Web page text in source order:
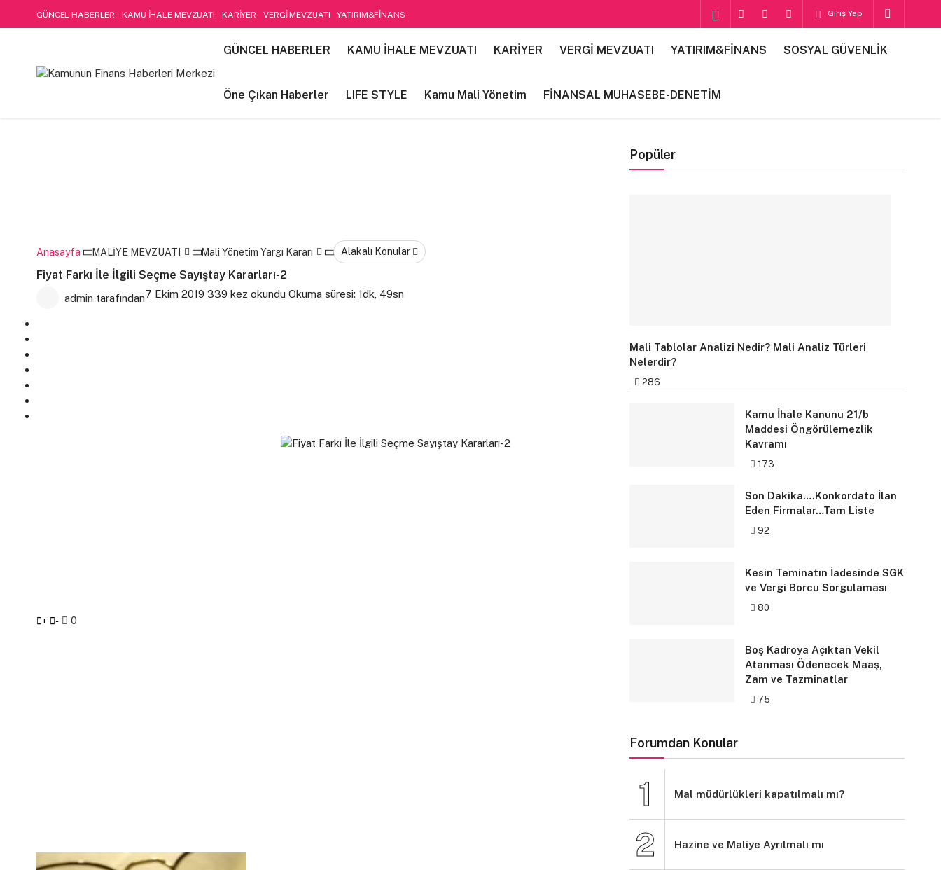
GÜNCEL HABERLER KAMU İHALE MEVZUATI KARİYER VERGİ MEVZUATI YATIRIM&FİNANS
LIFE STYLE Kamu Mali Yönetim
FİNANSAL MUHASEBE-DENETİM
Giriş Yap
GÜNCEL HABERLER KAMU İHALE MEVZUATI KARİYER VERGİ MEVZUATI YATIRIM&FİNANS SOSYAL GÜVENLİK
Öne Çıkan Haberler LIFE STYLE Kamu Mali Yönetim FİNANSAL MUHASEBE-DENETİM
Anasayfa MALİYE MEVZUATI Mali Yönetim Yargı Kararı Alakalı Konular
Fiyat Farkı İle İlgili Seçme Sayıştay Kararları-2
admin tarafından7 Ekim 2019 339 kez okundu Okuma süresi: 1dk, 49sn
+ - 0
Popüler
Mali Tablolar Analizi Nedir? Mali Analiz Türleri
Nelerdir?
286
Kamu İhale Kanunu 21/b
Maddesi Öngörülemezlik
Kavramı
173
Son Dakika….Konkordato İlan
Eden Firmalar…Tam Liste
92
Kesin Teminatın İadesinde SGK
ve Vergi Borcu Sorgulaması
80
Boş Kadroya Açıktan Vekil
Atanması Ödenecek Maaş,
Zam ve Tazminatlar
75
Forumdan Konular
Mal müdürlükleri kapatılmalı mı?
Hazine ve Maliye Ayrılmalı mı